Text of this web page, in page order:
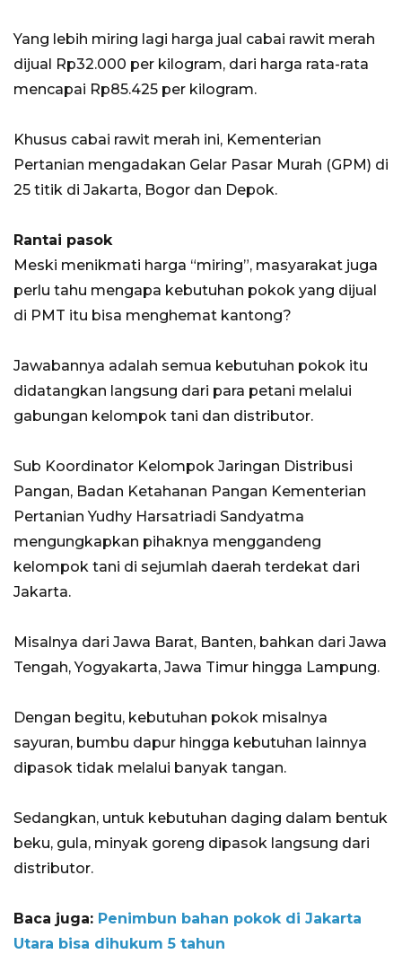
Yang lebih miring lagi harga jual cabai rawit merah
dijual Rp32.000 per kilogram, dari harga rata-rata
mencapai Rp85.425 per kilogram.
Khusus cabai rawit merah ini, Kementerian
Pertanian mengadakan Gelar Pasar Murah (GPM) di
25 titik di Jakarta, Bogor dan Depok.
Rantai pasok
Meski menikmati harga “miring”, masyarakat juga
perlu tahu mengapa kebutuhan pokok yang dijual
di PMT itu bisa menghemat kantong?
Jawabannya adalah semua kebutuhan pokok itu
didatangkan langsung dari para petani melalui
gabungan kelompok tani dan distributor.
Sub Koordinator Kelompok Jaringan Distribusi
Pangan, Badan Ketahanan Pangan Kementerian
Pertanian Yudhy Harsatriadi Sandyatma
mengungkapkan pihaknya menggandeng
kelompok tani di sejumlah daerah terdekat dari
Jakarta.
Misalnya dari Jawa Barat, Banten, bahkan dari Jawa
Tengah, Yogyakarta, Jawa Timur hingga Lampung.
Dengan begitu, kebutuhan pokok misalnya
sayuran, bumbu dapur hingga kebutuhan lainnya
dipasok tidak melalui banyak tangan.
Sedangkan, untuk kebutuhan daging dalam bentuk
beku, gula, minyak goreng dipasok langsung dari
distributor.
Baca juga: Penimbun bahan pokok di Jakarta
Utara bisa dihukum 5 tahun